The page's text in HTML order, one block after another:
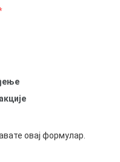
овај формулар.